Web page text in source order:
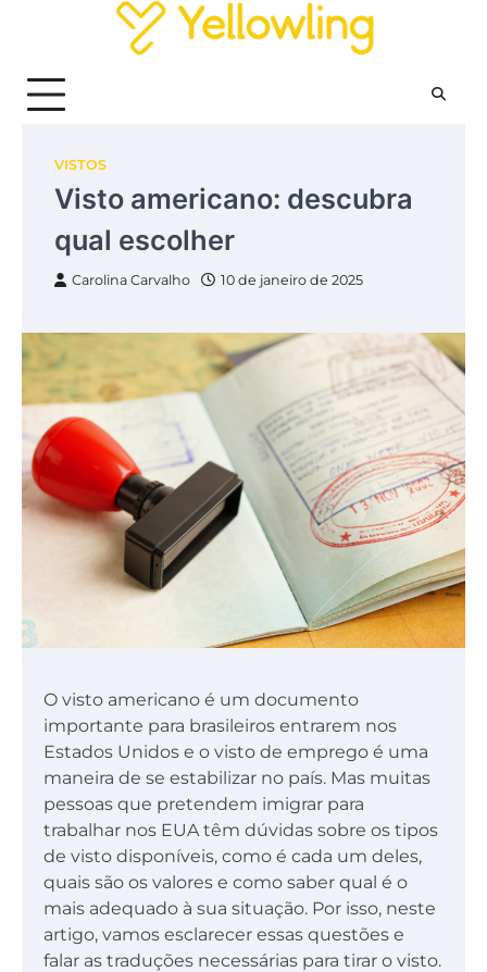
VISTOS
Visto americano: descubra
qual escolher
Carolina Carvalho 10 de janeiro de 2025
O visto americano é um documento
importante para brasileiros entrarem nos
Estados Unidos e o visto de emprego é uma
maneira de se estabilizar no país. Mas muitas
pessoas que pretendem imigrar para
trabalhar nos EUA têm dúvidas sobre os tipos
de visto disponíveis, como é cada um deles,
quais são os valores e como saber qual é o
mais adequado à sua situação. Por isso, neste
artigo, vamos esclarecer essas questões e
falar as traduções necessárias para tirar o visto.